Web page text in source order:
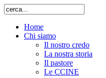
Home
Chi siamo
Il nostro credo
La nostra storia
Il pastore
Le CCINE